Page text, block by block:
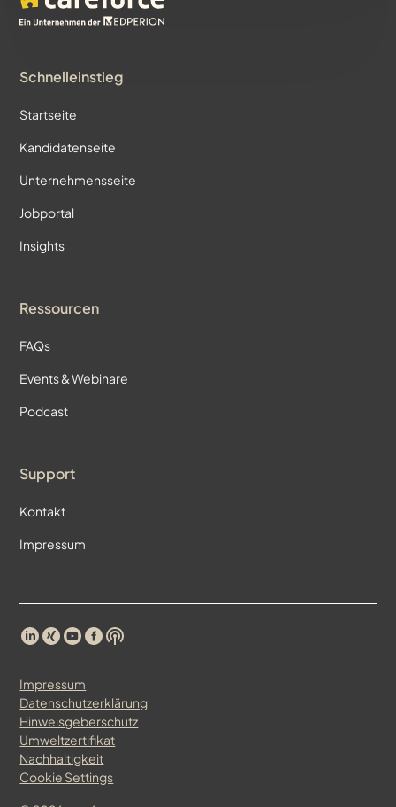
Schnelleinstieg
Startseite
Kandidatenseite
Unternehmensseite
Jobportal
Insights
Ressourcen
FAQs
Events & Webinare
Podcast
Support
Kontakt
Impressum
Impressum
Datenschutzerklärung
Hinweisgeberschutz
Umweltzertifikat
Nachhaltigkeit
Cookie Settings